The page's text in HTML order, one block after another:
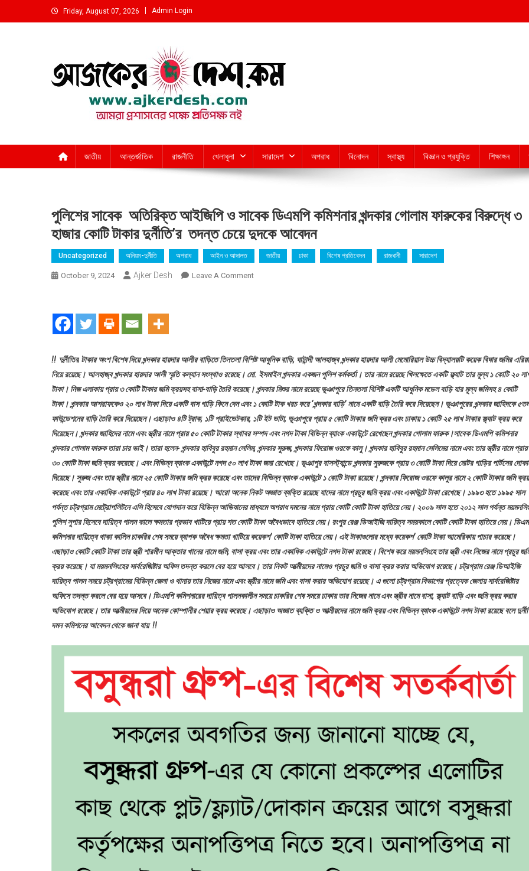
to
Friday, August 07, 2026 Admin Login
জাতীয় আন্তর্জাতিক রাজনীতি খেলাধুলা সারাদেশ অপরাধ বিনোদন স্বাস্থ্য বিজ্ঞান ও প্রযুক্তি শিক্ষাঙ্গন
পুলিশের সাবেক অতিরিক্ত আইজিপি ও সাবেক ডিএমপি কমিশনার খন্দকার গোলাম ফারুকের বিরুদ্ধে ৩
হাজার কোটি টাকার দুর্নীতি’র তদন্ত চেয়ে দুদকে আবেদন
Uncategorized অনিয়ম-দুর্নীতি অপরাধ আইন ও আদালত জাতীয় ঢাকা বিশেষ প্রতিবেদন রাজধানী সারাদেশ
October 9, 2024 Ajker Desh Leave A CommentOn
সাবেক
ডিএমপি
ফারুকের
বিরুদ্ধে
৩
হাজার
কোটি
টাকার
দুর্নীতি’র
তদন্ত
চেয়ে
!! দুর্নীতির টাকার অংশ বিশেষ দিয়ে খন্দকার হায়দার আলীর বাড়িতে তিনতলা বিশিষ্ট আধুনিক বাড়ি, ঘাটান্দী আলহাজ্ব খন্দকার হায়দার আলী মেমোরিয়াল উচ্চ বিদ্যালয়টি কয়েক বিঘার জমির এরিয়া
নিয়ে রয়েছে। আলহাজ্ব খন্দকার হায়দার আলী স্মৃতি কল্যান সংস্থাও রয়েছে। মো. ইসমাইল খন্দকার একজন পুলিশ কর্মকর্তা। তার নামে রয়েছে খিলক্ষেতে একটি ফ্ল্যাট তার মূল্য ১ কোটি ২০
টাকা। নিজ এলাকায় প্রায় ৩ কোটি টাকার জমি ক্রয়সহ বাসা-বাড়ি তৈরি করেছে। খন্দকার মিশুর নামে রয়েছে ভূঞাপুরে তিনতলা বিশিষ্ট একটি আধুনিক মডেল বাড়ি যার মূল্য জমিসহ ৪ কোটি
টাকা। খন্দকার আশরাফকেও ২০ লাখ টাকা দিয়ে একটি বাস গাড়ি কিনে দেন এবং ১ কোটি টাক খরচ করে ‘খন্দকার বাড়ি’ নামে একটি বাড়ি তৈরি করে দিয়েছেন। ভূঞাপুরের খন্দকার জাহিদকে
ফাউন্ডেশনের বাড়ি তৈরি করে দিয়েছেন। এছাড়াও ৪টি ট্রাক, ১টি প্রাইভেটকার, ১টি ইট ভাটা, ভূঞাপুরে প্রায় ৫ কোটি টাকার জমি ক্রয় এবং ঢাকায় ১ কোটি ২৫ লাখ টাকার ফ্ল্যাট ক্রয় করে
দিয়েছেন। খন্দকার জাহিদের নামে এবং স্ত্রীর নামে প্রায় ৫০ কোটি টাকার স্থাবর সম্পদ এবং নগদ টাকা বিভিন্ন ব্যাংক একাউন্টে রেখেছেন খন্দকার গোলাম ফারুক।সাবেক ডিএমপি কমিশনার
খন্দকার গোলাম ফারুক তারা চার ভাই। তারা হলেন- খন্দকার হাবিবুর রহমান সেলিম, খন্দকার সুরুজ, খন্দকার ফিরোজ ওরফে কালু। খন্দকার হাবিবুর রহমান সেলিমের নামে এবং তার স্ত্রীর নামে প্রায়
৩০ কোটি টাকা জমি ক্রয় করেছে। এবং বিভিন্ন ব্যাংক একাউন্টে নগদ ৫০ লাখ টাকা জমা রেখেছে। ভূঞাপুর বাসস্ট্যান্ডে খন্দকার সুরুজকে প্রায় ৩ কোটি টাকা দিয়ে মোটর গাড়ির পার্টসের
দিয়েছে। সুরুজ এবং তার স্ত্রীর নামে ২৫ কোটি টাকার জমি ক্রয় করেছে এবং তাদের বিভিন্ন ব্যাংক একাউন্টে ১ কোটি টাকা রয়েছে। খন্দকার ফিরোজ ওরফে কালুর নামে ২ কোটি টাকার জমি ক্রয়
করেছে এবং তার একাধিক একাউন্টে প্রায় ৪০ লাখ টাকা রয়েছে। আরো অনেক নিকট অজ্ঞাত ব্যক্তি রয়েছে যাদের নামে প্রচুর জমি ক্রয় এবং একাউন্টে টাকা রেখেছে। ১৯৯৩ হতে ১৯৯৫ সাল
পর্যন্ত চট্রগ্রাম মেট্রোপলিটনে এসি হিসেবে যোগদান করে বিভিন্ন আভিযানের মাধ্যমে অপরাধ দমনের নামে প্রায় কোটি কোটি টাকা হাতিয়ে নেয়। ২০০৯ সাল হতে ২০১২ সাল পর্যন্ত
পুলিশ সুপার হিসেবে দায়িত্ব পালন কালে ক্ষমতার প্রভাব খাটিয়ে প্রায় শত কোটি টাকা অবৈধভাবে হাতিয়ে নেয়। রংপুর রেঞ্জ ডিআইজি দায়িত্ব সময়কালে কোটি কোটি টাকা হাতিয়ে নেয়।
কমিশনার দায়িত্বে থাকা কালিন চাকরির শেষ সময়ে ব্যাপক অবৈধ ক্ষমতা খাটিয়ে কয়েকশ’ কোটি টাকা হাতিয়ে নেয়। এই টাকাগুলোর মধ্যে কয়েকশ’ কোটি টাকা আমেরিকায় পাচার করেছে।
এছাড়াও কোটি কোটি টাকা তার স্ত্রী শারমীন আক্তার খানের নামে জমি, বাসা ক্রয় এবং তার একাধিক একাউন্টে নগদ টাকা রয়েছে। বিশেষ করে ময়মনসিংহে তার স্ত্রী এবং নিজের নামে প্রচুর
ক্রয় করেছে। যা ময়মনসিংহের সার্বরেজিষ্টার অফিস তদন্ত করলে বের হয়ে আসবে। তার নিকট আত্মীয়দের নামেও প্রচুর জমি ও বাসা ক্রয় করার অভিযোগ রয়েছে। চট্রগ্রাম রেঞ্জ ডিআইজি
দায়িত্ব পালন সময়ে চট্রগ্রামের বিভিন্ন জেলা ও থানায় তার নিজের নামে এবং স্ত্রীর নামে জমি এবং বাসা করার অভিযোগ রয়েছে। এ গুলো চট্রগ্রাম বিভাগের প্রত্যেক জেলায় সার্বরেজিষ্টার
অফিসে তদন্ত করলে বের হয়ে আসবে। ডিএমপি কমিশনারের দায়িত্ব পালনকালীন সময়ে চাকরির শেষ সময়ে ঢাকায় তার নিজের নামে এবং স্ত্রীর নামে বাসা, ফ্ল্যাট বাড়ি এবং জমি ক্রয় করার
অভিযোগ রয়েছে। তার আত্মীয়দের দিয়ে অনেক কোম্পানীর শেয়ার ক্রয় করেছে। এছাড়াও অজ্ঞাত ব্যক্তি ও আত্মীয়দের নামে জমি ক্রয় এবং বিভিন্ন ব্যাংক একাউন্টে নগদ টাকা রয়েছে বলে
দমন কমিশনের আবেদন থেকে জানা যায় !!